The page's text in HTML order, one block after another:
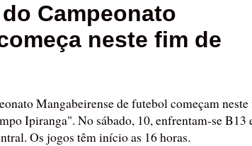
Campeonato
neste fim de
Mangabeirense de futebol começam
Ipiranga". No sábado, 10, enfrentam-se B13
Os jogos têm início as 16 horas.